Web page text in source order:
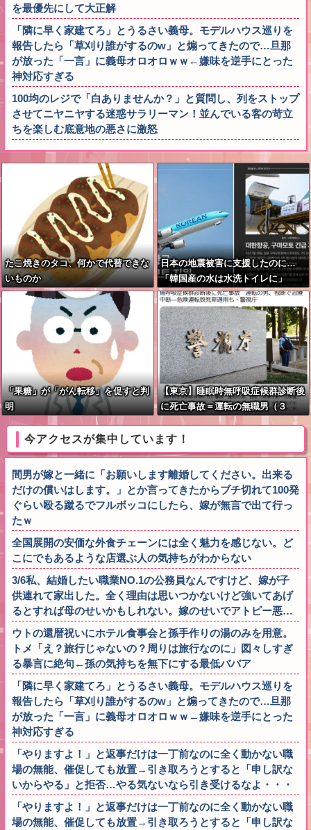
を最優先にして大正解
「隣に早く家建てろ」とうるさい義母。モデルハウス巡りを
報告したら「草刈り誰がするのw」と煽ってきたので…旦那
が放った「一言」に義母オロオロｗｗ←嫌味を逆手にとった
神対応すぎる
100均のレジで「白ありませんか？」と質問し、列をストップ
させてニヤニヤする迷惑サラリーマン！並んでいる客の苛立
ちを楽しむ底意地の悪さに激怒
たこ焼きのタコ、何かで代替できな
いものか
日本の地震被害に支援したのに…
「韓国産の水は水洗トイレに」
「果糖」が「がん転移」を促すと判
明
【東京】睡眠時無呼吸症候群診断後
に死亡事故＝運転の無職男（３
４）、独断で治療中断―危険運転致
死罪適用も
今アクセスが集中しています！
間男が嫁と一緒に「お願いします離婚してください。出来る
だけの償いはします。」とか言ってきたからブチ切れて100発
ぐらい殴る蹴るでフルボッコにしたら、嫁が無言で出て行っ
たｗ
全国展開の安価な外食チェーンには全く魅力を感じない。ど
こにでもあるような店選ぶ人の気持ちがわからない
3/6私、結婚したい職業NO.1の公務員なんですけど、嫁が子
供連れて家出した。全く理由は思いつかないけど強いてあげ
るとすれば母のせいかもしれない。嫁のせいでアトピー悪…
ウトの還暦祝いにホテル食事会と孫手作りの湯のみを用意。
トメ「え？旅行じゃないの？周りは旅行なのに」図々しすぎ
る暴言に絶句←孫の気持ちを無下にする最低ババア
「隣に早く家建てろ」とうるさい義母。モデルハウス巡りを
報告したら「草刈り誰がするのw」と煽ってきたので…旦那
が放った「一言」に義母オロオロｗｗ←嫌味を逆手にとった
神対応すぎる
「やりますよ！」と返事だけは一丁前なのに全く動かない職
場の無能、催促しても放置→引き取ろうとすると「申し訳な
いからやる」と拒否…やる気ないなら引き受けるなよ・・・
「やりますよ！」と返事だけは一丁前なのに全く動かない職
場の無能、催促しても放置→引き取ろうとすると「申し訳な